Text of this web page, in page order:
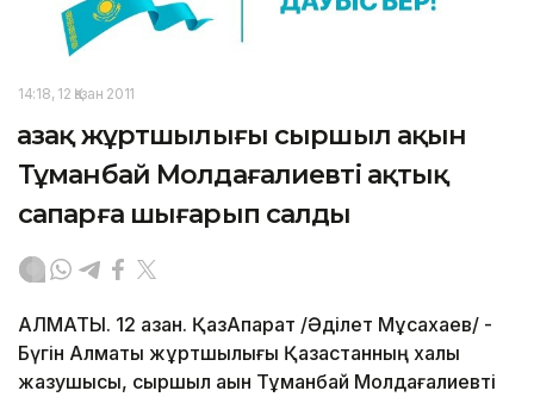
14:18, 12 Қазан 2011
Қазақ жұртшылығы сыршыл ақын
Тұманбай Молдағалиевті ақтық
сапарға шығарып салды
АЛМАТЫ. 12 қазан. ҚазАқпарат /Әділет Мұсахаев/ -
Бүгін Алматы жұртшылығы Қазақстанның халық
жазушысы, сыршыл ақын Тұманбай Молдағалиевті